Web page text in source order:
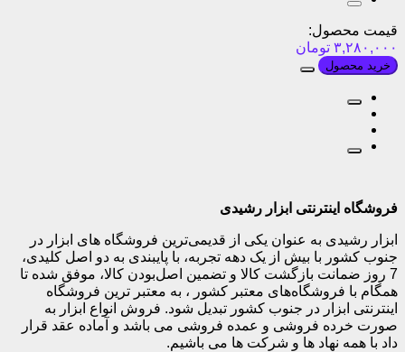
قیمت محصول:
۳,۲۸۰,۰۰۰ تومان
خرید محصول
فروشگاه اینترنتی ابزار رشیدی
ابزار رشیدی به عنوان یکی از قدیمی‌ترین فروشگاه های ابزار در
جنوب کشور با بیش از یک دهه تجربه، با پایبندی به دو اصل کلیدی،
7 روز ضمانت بازگشت کالا و تضمین اصل‌بودن کالا، موفق شده تا
همگام با فروشگاه‌های معتبر کشور ، به معتبر ترین فروشگاه
اینترنتی ابزار در جنوب کشور تبدیل شود. فروش انواع ابزار به
صورت خرده فروشی و عمده فروشی می باشد و آماده عقد قرار
داد با همه نهاد ها و شرکت ها می باشیم.